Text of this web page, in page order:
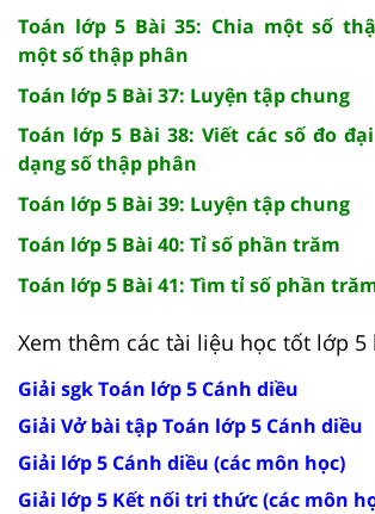
Toán lớp 5 Bài 35: Chia một số
một số thập phân
Toán lớp 5 Bài 37: Luyện tập chung
Toán lớp 5 Bài 38: Viết các số đo
dạng số thập phân
Toán lớp 5 Bài 39: Luyện tập chung
Toán lớp 5 Bài 40: Tỉ số phần trăm
Toán lớp 5 Bài 41: Tìm tỉ số phần
Xem thêm các tài liệu học tốt lớp 5
Giải sgk Toán lớp 5 Cánh diều
Giải Vở bài tập Toán lớp 5 Cánh diều
Giải lớp 5 Cánh diều (các môn học)
Giải lớp 5 Kết nối tri thức (các môn